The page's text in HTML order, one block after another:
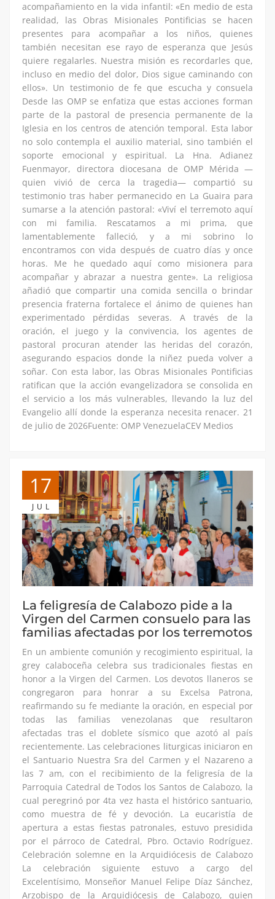
acompañamiento en la vida infantil: «En medio de esta
realidad, las Obras Misionales Pontificias se hacen
presentes para acompañar a los niños, quienes
también necesitan ese rayo de esperanza que Jesús
quiere regalarles. Nuestra misión es recordarles que,
incluso en medio del dolor, Dios sigue caminando con
ellos». Un testimonio de fe que escucha y consuela
Desde las OMP se enfatiza que estas acciones forman
parte de la pastoral de presencia permanente de la
Iglesia en los centros de atención temporal. Esta labor
no solo contempla el auxilio material, sino también el
soporte emocional y espiritual. La Hna. Adianez
Fuenmayor, directora diocesana de OMP Mérida —
quien vivió de cerca la tragedia— compartió su
testimonio tras haber permanecido en La Guaira para
sumarse a la atención pastoral: «Viví el terremoto aquí
con mi familia. Rescatamos a mi prima, que
lamentablemente falleció, y a mi sobrino lo
encontramos con vida después de cuatro días y once
horas. Me he quedado aquí como misionera para
acompañar y abrazar a nuestra gente». La religiosa
añadió que compartir una comida sencilla o brindar
presencia fraterna fortalece el ánimo de quienes han
experimentado pérdidas severas. A través de la
oración, el juego y la convivencia, los agentes de
pastoral procuran atender las heridas del corazón,
asegurando espacios donde la niñez pueda volver a
soñar. Con esta labor, las Obras Misionales Pontificias
ratifican que la acción evangelizadora se consolida en
el servicio a los más vulnerables, llevando la luz del
Evangelio allí donde la esperanza necesita renacer. 21
de julio de 2026Fuente: OMP VenezuelaCEV Medios
17
JUL
La feligresía de Calabozo pide a la
Virgen del Carmen consuelo para las
familias afectadas por los terremotos
En un ambiente comunión y recogimiento espiritual, la
grey calaboceña celebra sus tradicionales fiestas en
honor a la Virgen del Carmen. Los devotos llaneros se
congregaron para honrar a su Excelsa Patrona,
reafirmando su fe mediante la oración, en especial por
todas las familias venezolanas que resultaron
afectadas tras el doblete sísmico que azotó al país
recientemente. Las celebraciones liturgicas iniciaron en
el Santuario Nuestra Sra del Carmen y el Nazareno a
las 7 am, con el recibimiento de la feligresía de la
Parroquia Catedral de Todos los Santos de Calabozo, la
cual peregrinó por 4ta vez hasta el histórico santuario,
como muestra de fé y devoción. La eucaristía de
apertura a estas fiestas patronales, estuvo presidida
por el párroco de Catedral, Pbro. Octavio Rodríguez.
Celebración solemne en la Arquidiócesis de Calabozo
La celebración siguiente estuvo a cargo del
Excelentísimo, Monseñor Manuel Felipe Díaz Sánchez,
Arzobispo de la Arquidiócesis de Calabozo, quien